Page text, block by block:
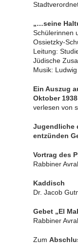
„…seine
Schülerinnen
Ossietzky-
Leitung:
Jüdische
Musik:
Ein Auszug
Oktober 1938
verlesen von
Jugendliche
entzünden
Vortrag des
Rabbiner
Kaddisch
Dr. Jacob
Gebet „El
Rabbiner
Zum